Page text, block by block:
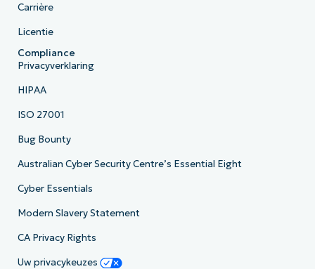
Carrière
Licentie
Compliance
Privacyverklaring
HIPAA
ISO 27001
Bug Bounty
Australian Cyber Security Centre’s Essential Eight
Cyber Essentials
Modern Slavery Statement
CA Privacy Rights
Uw privacykeuzes